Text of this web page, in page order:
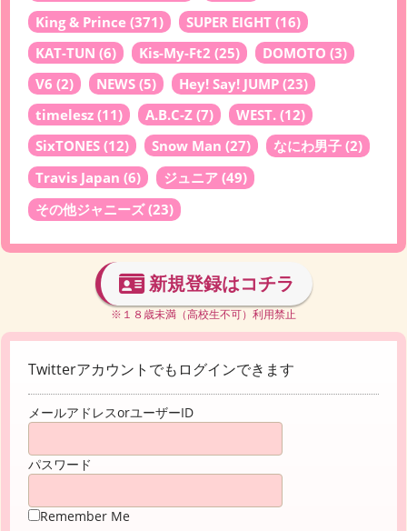
King & Prince (371) SUPER EIGHT (16)
KAT-TUN (6) Kis-My-Ft2 (25) DOMOTO (3)
V6 (2) NEWS (5) Hey! Say! JUMP (23)
timelesz (11) A.B.C-Z (7) WEST. (12)
SixTONES (12) Snow Man (27) なにわ男子 (2)
Travis Japan (6) ジュニア (49)
その他ジャニーズ(23)
新規登録はコチラ
※１８歳未満（高校生不可）利用禁止
Twitterアカウントでもログインできます
メールアドレスorユーザーID
パスワード
Remember Me